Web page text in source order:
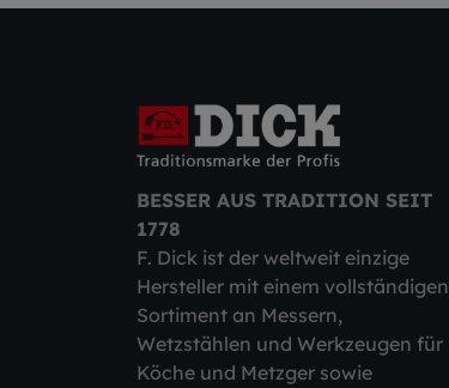
BESSER AUS TRADITION SEIT
1778
F. Dick ist der weltweit einzige
Hersteller mit einem vollständigen
Sortiment an Messern,
Wetzstählen und Werkzeugen für
Köche und Metzger sowie